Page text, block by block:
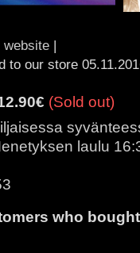
|
to our store
(Sold out)
laulu
who